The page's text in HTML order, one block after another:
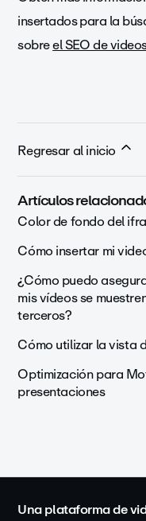
insertados para la
sobreel SEO de
Regresar al inicio
Artículos
Color de fondo del
Cómo insertar mi
¿Cómo puedo
mis vídeos se
terceros?
Cómo utilizar la vista
Optimización para
presentaciones
Una plataforma de